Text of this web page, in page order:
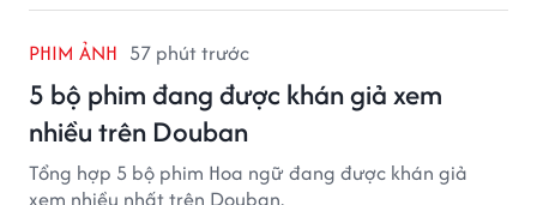
PHIM ẢNH 57 phút trước
5 bộ phim đang được khán giả xem
nhiều trên Douban
Tổng hợp 5 bộ phim Hoa ngữ đang được khán giả